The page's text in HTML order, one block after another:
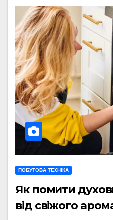
ПОБУТОВА ТЕХНІКА
Як помити
від свіжого